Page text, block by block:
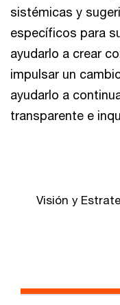
sistémicas y
específicos para
ayudarlo a crear
impulsar un
ayudarlo a
transparente e
Visión y